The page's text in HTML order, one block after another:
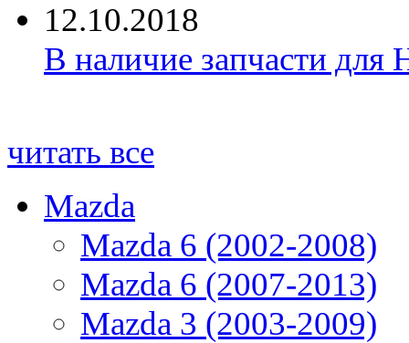
12.10.2018
В наличие запчасти для
читать все
Mazda
Mazda 6 (2002-2008)
Mazda 6 (2007-2013)
Mazda 3 (2003-2009)